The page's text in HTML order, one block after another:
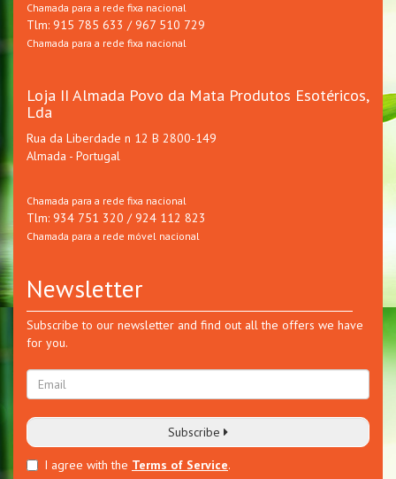
Chamada para a rede fixa nacional
Tlm: 915 785 633 / 967 510 729
Chamada para a rede fixa nacional
Loja II Almada Povo da Mata Produtos Esotéricos,
Lda
Rua da Liberdade n 12 B 2800-149
Almada - Portugal
Chamada para a rede fixa nacional
Tlm: 934 751 320 / 924 112 823
Chamada para a rede móvel nacional
Newsletter
Subscribe to our newsletter and find out all the offers we have
for you.
Subscribe
I agree with the Terms of Service.